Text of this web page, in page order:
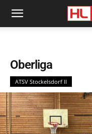
Oberliga
ATSV Stockelsdorf II